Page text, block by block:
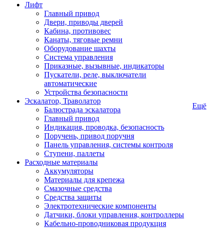
Лифт
Главный привод
Двери, приводы дверей
Кабина, противовес
Канаты, тяговые ремни
Оборудование шахты
Система управления
Приказные, вызывные, индикаторы
Пускатели, реле, выключатели
автоматические
Устройства безопасности
Эскалатор, Траволатор
Балюстрада эскалатора
Главный привод
Индикация, проводка, безопасность
Поручень, привод поручня
Панель управления, системы контроля
Ступени, паллеты
Расходные материалы
Аккумуляторы
Материалы для крепежа
Смазочные средства
Средства защиты
Электротехнические компоненты
Датчики, блоки управления, контроллеры
Кабельно-проводниковая продукция
Ещё